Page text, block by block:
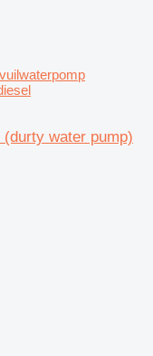
water pump)